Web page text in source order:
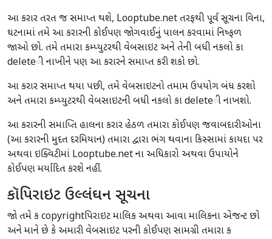
આ કરાર તરત જ સમાપ્ત થશે, Looptube.net તરફથી પૂર્વ સૂચના વિના,
ઘટનામાં તમે આ કરારની કોઈપણ જોગવાઈનું પાલન કરવામાં નિષ્ફળ
જાઓ છો. તમે તમારા કમ્પ્યુટરથી વેબસાઇટ અને તેની બધી નકલો કા
deleteી નાખીને પણ આ કરારને સમાપ્ત કરી શકો છો.
આ કરાર સમાપ્ત થયા પછી, તમે વેબસાઇટનો તમામ ઉપયોગ બંધ કરશો
અને તમારા કમ્પ્યુટરથી વેબસાઇટની બધી નકલો કા deleteી નાખશો.
આ કરારની સમાપ્તિ હાલના કરાર હેઠળ તમારા કોઈપણ જવાબદારીઓના
(આ કરારની મુદત દરમિયાન) તમારા દ્વારા ભંગ થવાના કિસ્સામાં કાયદા પર
અથવા ઇક્વિટીમાં Looptube.net ના અધિકારો અથવા ઉપાયોને
કોઈપણ મર્યાદિત કરશે નહીં.
કૉપિરાઇટ ઉલ્લંઘન સૂચના
જો તમે ક copyrightપિરાઇટ માલિક અથવા આવા માલિકના એજન્ટ છો
અને માને છે કે અમારી વેબસાઇટ પરની કોઈપણ સામગ્રી તમારા ક